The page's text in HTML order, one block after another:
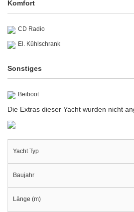
Komfort
CD Radio
El. Kühlschrank
Sonstiges
Beiboot
Die Extras dieser Yacht wurden nicht
Yacht Typ
Baujahr
Länge (m)